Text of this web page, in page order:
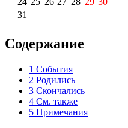
31
Содержание
1 События
2 Родились
3 Скончались
4 См. также
5 Примечания